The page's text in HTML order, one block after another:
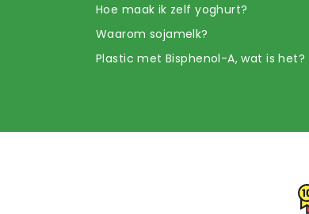
Hoe maak ik zelf yoghurt?
Waarom sojamelk?
Plastic met Bisphenol-A, wat is het?